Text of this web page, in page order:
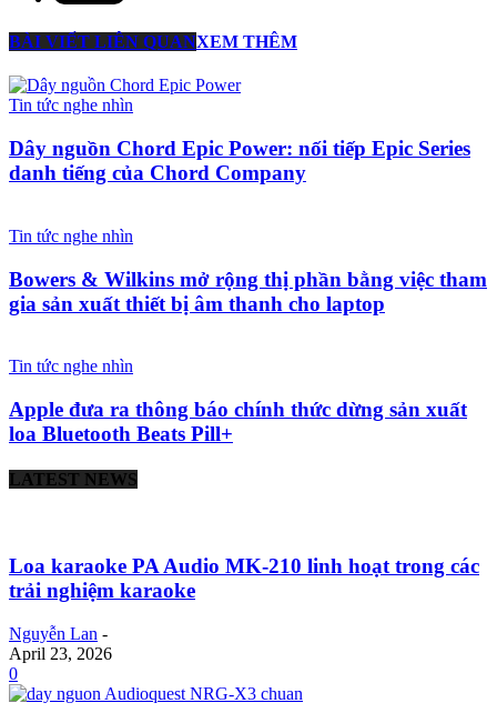
BÀI VIẾT LIÊN QUANXEM THÊM
Tin tức nghe nhìn
Dây nguồn Chord Epic Power: nối tiếp Epic Series
danh tiếng của Chord Company
Tin tức nghe nhìn
Bowers & Wilkins mở rộng thị phần bằng việc tham
gia sản xuất thiết bị âm thanh cho laptop
Tin tức nghe nhìn
Apple đưa ra thông báo chính thức dừng sản xuất
loa Bluetooth Beats Pill+
LATEST NEWS
Loa karaoke PA Audio MK-210 linh hoạt trong các
trải nghiệm karaoke
Nguyễn Lan -
April 23, 2026
0